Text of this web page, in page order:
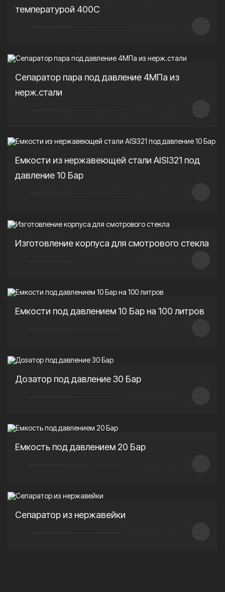
температурой 400С
Сепаратор пара под давление 4МПа из
нерж.стали
Емкости из нержавеющей стали AISI321 под
давление 10 Бар
Изготовление корпуса для смотрового стекла
Емкости под давлением 10 Бар на 100 литров
Дозатор под давление 30 Бар
Емкость под давлением 20 Бар
Сепаратор из нержавейки